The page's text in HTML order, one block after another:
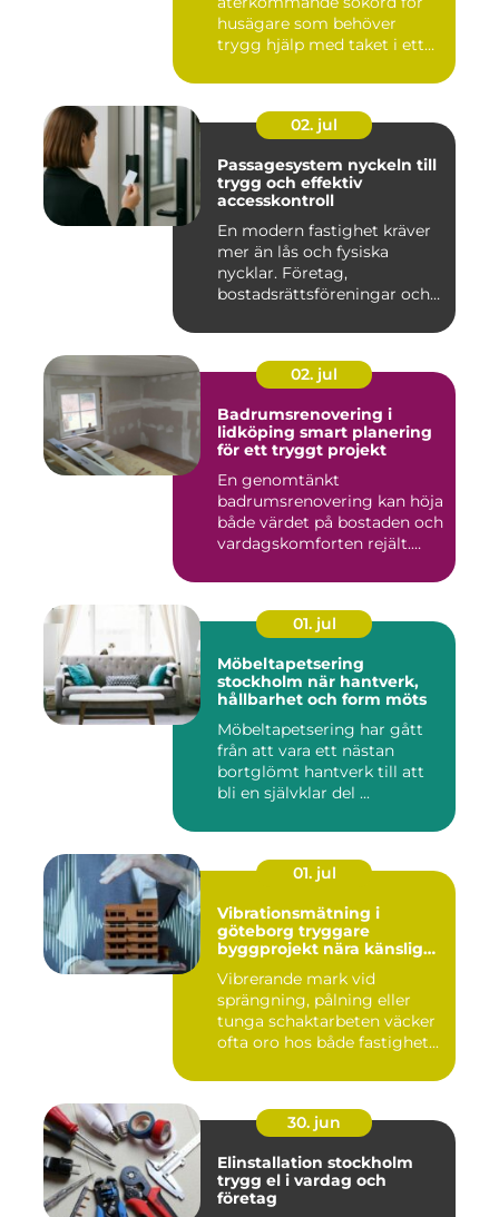
husägare som behöver
trygg hjälp med taket i ett
02. jul
Passagesystem nyckeln till
trygg och effektiv
accesskontroll
En modern fastighet kräver
mer än lås och fysiska
nycklar. Företag,
bostadsrättsföreningar och
02. jul
Badrumsrenovering i
lidköping smart planering
för ett tryggt projekt
En genomtänkt
badrumsrenovering kan höja
både värdet på bostaden och
vardagskomforten rejält.
01. jul
Möbeltapetsering
stockholm när hantverk,
hållbarhet och form möts
Möbeltapetsering har gått
från att vara ett nästan
bortglömt hantverk till att
bli en självklar del ...
01. jul
Vibrationsmätning i
göteborg tryggare
byggprojekt nära känsliga
Vibrerande mark vid
sprängning, pålning eller
tunga schaktarbeten väcker
ofta oro hos både fastighet...
30. jun
Elinstallation stockholm
trygg el i vardag och
företag